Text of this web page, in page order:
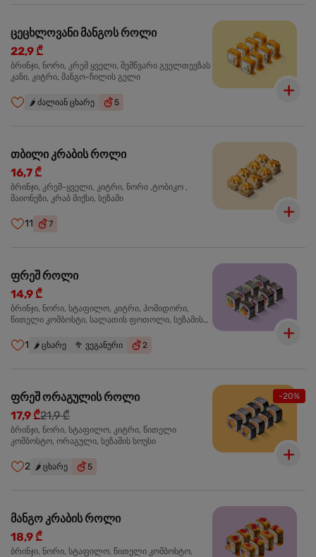
ცეცხლოვანი მანგოს როლი
22,9 ₾
ბრინჯი, ნორი, კრემ ყველი, შემწვარი გველთევზას
კანი, კიტრი, მანგო-ჩილის გელი
🌶️ ძალიან ცხარე 5
თბილი კრაბის როლი
16,7 ₾
ბრინჯი, კრემ-ყველი, კიტრი, ნორი ,ტობიკო ,
მაიონეზი, კრაბ მიქსი, სეზამი
11 7
ფრეშ როლი
14,9 ₾
ბრინჯი, ნორი, სტაფილო, კიტრი, პომიდორი,
წითელი კომბოსტი, სალათის ფოთოლი, სეზამის
1 🌶️ ცხარე 🥦 ვეგანური 2
-20%
ფრეშ ორაგულის როლი
17,9 ₾21,9 ₾
ბრინჯი, ნორი, სტაფილო, კიტრი, წითელი
კომბოსტო, ორაგული, სეზამის სოუსი
2 🌶️ ცხარე 5
მანგო კრაბის როლი
18,9 ₾
ბრინჯი, ნორი, სტაფილო, წითელი კომბოსტო,